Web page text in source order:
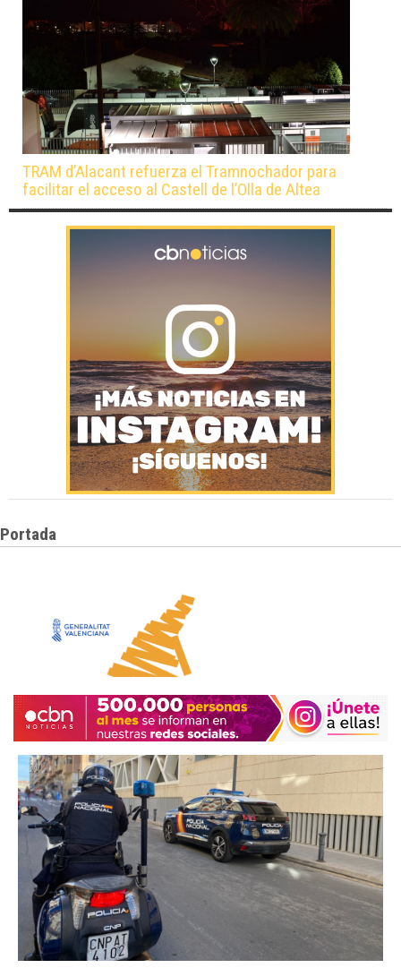
TRAM d’Alacant refuerza el Tramnochador para
facilitar el acceso al Castell de l’Olla de Altea
Portada